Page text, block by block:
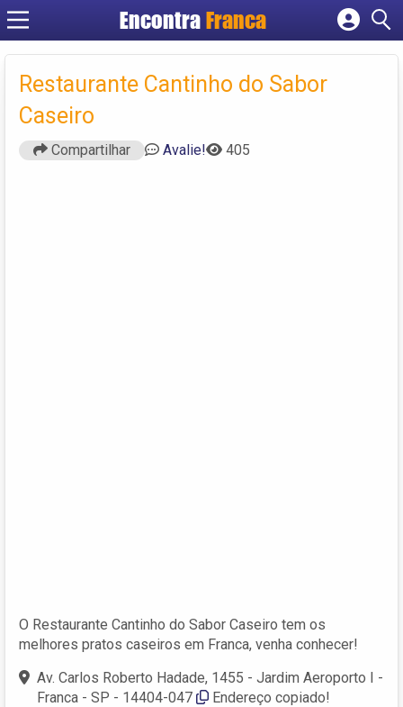
Encontra Franca
Cadastrar empresa
Criar conta
Restaurante Cantinho do Sabor
Caseiro
Compartilhar Avalie! 405
O Restaurante Cantinho do Sabor Caseiro tem os
melhores pratos caseiros em Franca, venha conhecer!
Av. Carlos Roberto Hadade, 1455 - Jardim Aeroporto I -
Franca - SP - 14404-047
Endereço copiado!